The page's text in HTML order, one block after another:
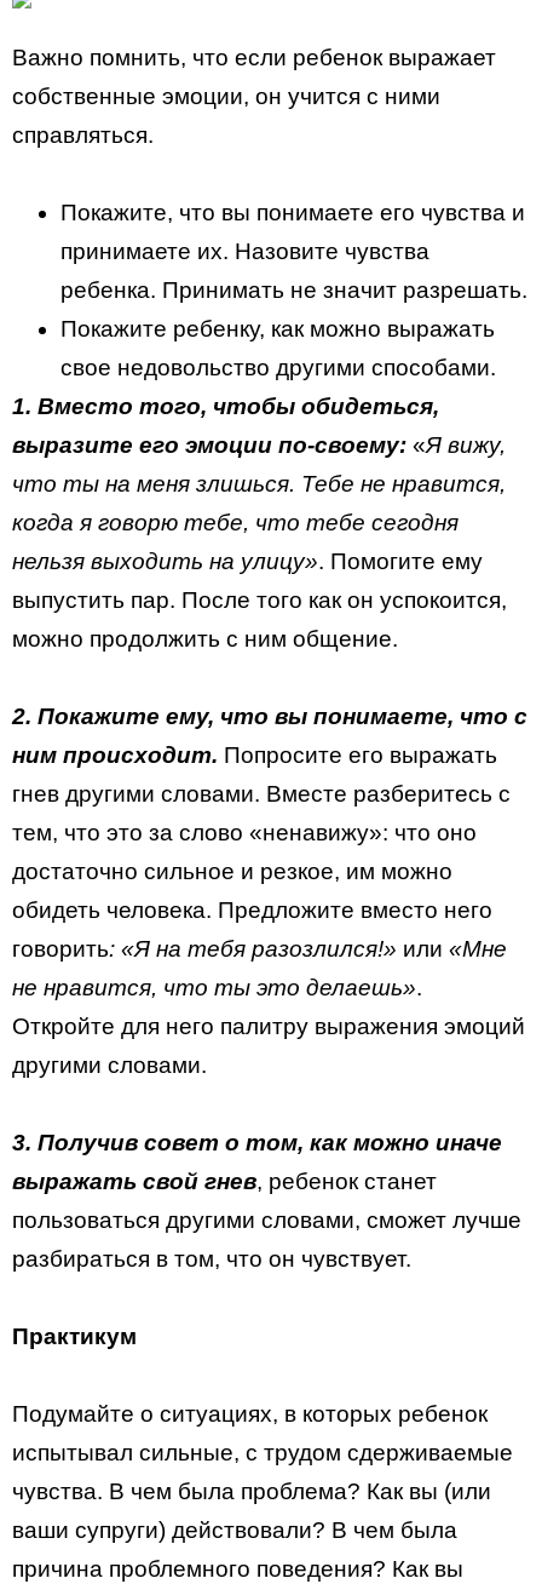
Важно помнить, что если ребенок выражает
собственные эмоции, он учится с ними
справляться.
Покажите, что вы понимаете его чувства и
принимаете их. Назовите чувства
ребенка. Принимать не значит разрешать.
Покажите ребенку, как можно выражать
свое недовольство другими способами.
1. Вместо того, чтобы обидеться,
выразите его эмоции по-своему: «Я вижу,
что ты на меня злишься. Тебе не нравится,
когда я говорю тебе, что тебе сегодня
нельзя выходить на улицу». Помогите ему
выпустить пар. После того как он успокоится,
можно продолжить с ним общение.
2. Покажите ему, что вы понимаете, что с
ним происходит. Попросите его выражать
гнев другими словами. Вместе разберитесь с
тем, что это за слово «ненавижу»: что оно
достаточно сильное и резкое, им можно
обидеть человека. Предложите вместо него
говорить: «Я на тебя разозлился!» или «Мне
не нравится, что ты это делаешь».
Откройте для него палитру выражения эмоций
другими словами.
3. Получив совет о том, как можно иначе
выражать свой гнев, ребенок станет
пользоваться другими словами, сможет лучше
разбираться в том, что он чувствует.
Практикум
Подумайте о ситуациях, в которых ребенок
испытывал сильные, с трудом сдерживаемые
чувства. В чем была проблема? Как вы (или
ваши супруги) действовали? В чем была
причина проблемного поведения? Как вы